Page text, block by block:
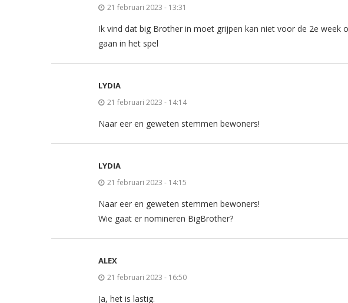
21 februari 2023 - 13:31
Ik vind dat big Brother in moet grijpen kan niet voor de 2e week
gaan in het spel
LYDIA
21 februari 2023 - 14:14
Naar eer en geweten stemmen bewoners!
LYDIA
21 februari 2023 - 14:15
Naar eer en geweten stemmen bewoners!
Wie gaat er nomineren BigBrother?
ALEX
21 februari 2023 - 16:50
Ja, het is lastig.